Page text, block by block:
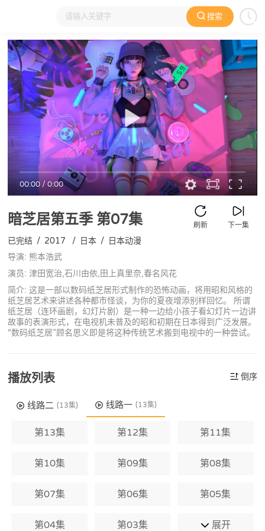
搜索
大家在看 日本动漫 国产动漫 欧美动漫 动漫电影
00:00/0:00
暗芝居第五季第07集 下一集
刷新
已完结 / 2017 / 日本 / 日本动漫
导演: 熊本浩武
演员: 津田宽治,石川由依,田上真里奈,春名风花
简介: 这是一部以数码纸芝居形式制作的恐怖动画，将用昭和风格的
纸芝居艺术来讲述各种都市怪谈，为你的夏夜增添别样回忆。 所谓
纸芝居（连环画剧，幻灯片剧）是一种一边给小孩子看幻灯片一边讲
故事的表演形式，在电视机未普及的昭和初期在日本得到广泛发展。
“数码纸芝居”顾名思义即是将这种传统艺术搬到电视中的一种尝试。
播放列表 倒序
线路二 (13集) 线路一 (13集)
第13集 第12集 第11集
第10集 第09集 第08集
第07集 第06集 第05集
第04集 第03集 展开